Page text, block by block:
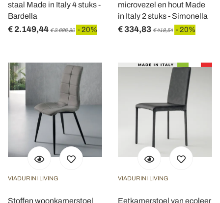
staal Made in Italy 4 stuks -
Bardella
€ 2.149,44 € 2.686,80 - 20%
microvezel en hout Made
in Italy 2 stuks - Simonella
€ 334,83 € 418,54 - 20%
VIADURINI LIVING
Stoffen woonkamerstoel
VIADURINI LIVING
Eetkamerstoel van ecoleer